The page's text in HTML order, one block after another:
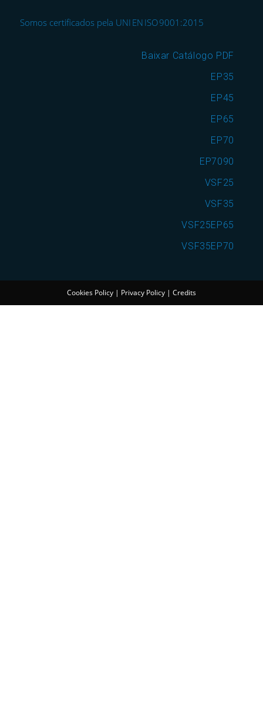
Somos certificados pela UNI EN ISO 9001:2015
Baixar Catálogo PDF
EP35
EP45
EP65
EP70
EP7090
VSF25
VSF35
VSF25EP65
VSF35EP70
Cookies Policy | Privacy Policy | Credits